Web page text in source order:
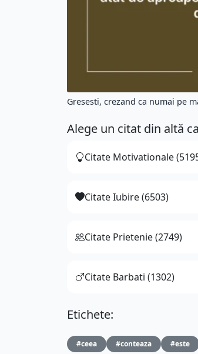
Gresesti, crezand ca numai pe
Alege un citat din altă
Citate Motivationale
Citate Iubire (6503)
Citate Prietenie (2749)
Citate Barbati (1302)
Etichete:
#ceea #conteaza #este